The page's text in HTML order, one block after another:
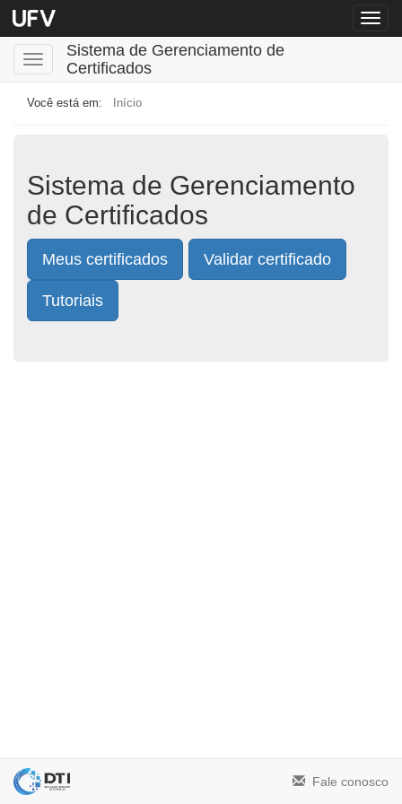
Menu
Menu
Sistema de Gerenciamento de
Certificados
Início
Sistema de Gerenciamento
de Certificados
Meus certificados Validar certificado
Tutoriais
Fale conosco